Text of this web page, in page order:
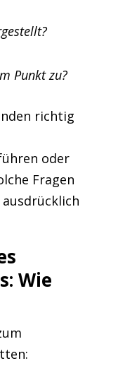
Punkt zu?
richtig
oder
Fragen
ausdrücklich
Wie